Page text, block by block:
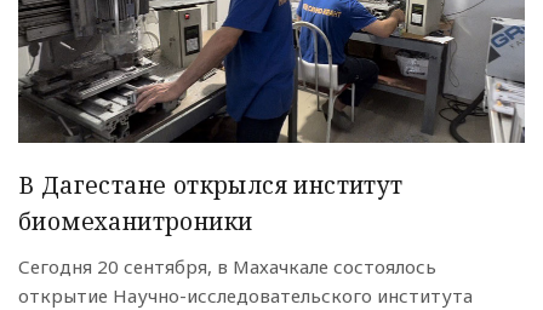
В Дагестане открылся институт
биомеханитроники
Сегодня 20 сентября, в Махачкале состоялось
открытие Научно-исследовательского института